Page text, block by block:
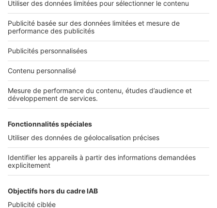
Découvrez nos applications
Services pro
Accès client
Informations légales
Politique Générale de Protection des Données